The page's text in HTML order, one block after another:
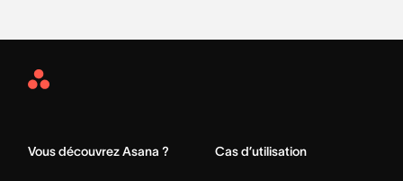
Asana
Vous découvrez Asana ? Cas d’utilisation